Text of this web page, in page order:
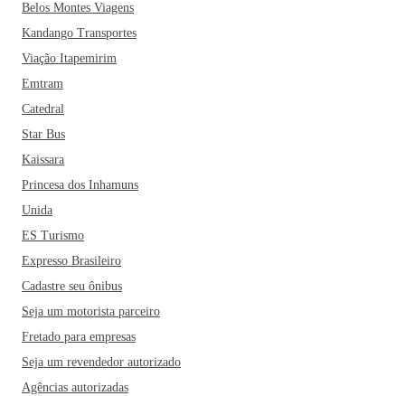
Belos Montes Viagens
Kandango Transportes
Viação Itapemirim
Emtram
Catedral
Star Bus
Kaissara
Princesa dos Inhamuns
Unida
ES Turismo
Expresso Brasileiro
Cadastre seu ônibus
Seja um motorista parceiro
Fretado para empresas
Seja um revendedor autorizado
Agências autorizadas